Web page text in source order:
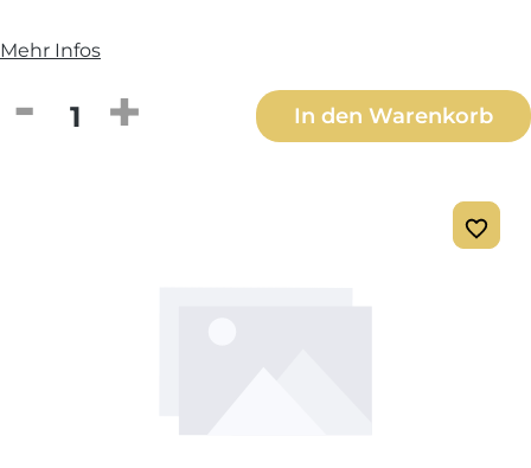
Mehr Infos
Produkt Anzahl: Gib den gewünschten
In den Warenkorb